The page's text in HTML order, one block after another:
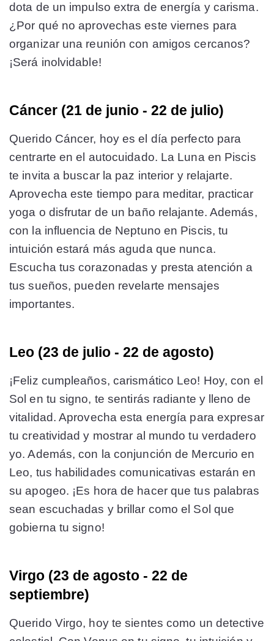
dota de un impulso extra de energía y carisma.
¿Por qué no aprovechas este viernes para
organizar una reunión con amigos cercanos?
¡Será inolvidable!
Cáncer (21 de junio - 22 de julio)
Querido Cáncer, hoy es el día perfecto para
centrarte en el autocuidado. La Luna en Piscis
te invita a buscar la paz interior y relajarte.
Aprovecha este tiempo para meditar, practicar
yoga o disfrutar de un baño relajante. Además,
con la influencia de Neptuno en Piscis, tu
intuición estará más aguda que nunca.
Escucha tus corazonadas y presta atención a
tus sueños, pueden revelarte mensajes
importantes.
Leo (23 de julio - 22 de agosto)
¡Feliz cumpleaños, carismático Leo! Hoy, con el
Sol en tu signo, te sentirás radiante y lleno de
vitalidad. Aprovecha esta energía para expresar
tu creatividad y mostrar al mundo tu verdadero
yo. Además, con la conjunción de Mercurio en
Leo, tus habilidades comunicativas estarán en
su apogeo. ¡Es hora de hacer que tus palabras
sean escuchadas y brillar como el Sol que
gobierna tu signo!
Virgo (23 de agosto - 22 de
septiembre)
Querido Virgo, hoy te sientes como un detective